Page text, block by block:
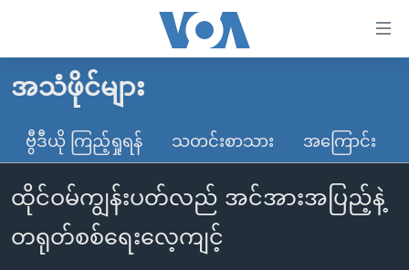
လွယ်ကူ
သည့်
Link
များ
ပင်မ
မူလစာမျက်နှာ
မြန်မာ
ကမ္ဘာ့သတင်းများ
နိုင်ငံတကာ
အမေရိကန်
ဗွီဒီယို
သတင်းလွတ်လပ်ခွင့်
ရပ်ဝန်းတခု လမ်းတခု အလွန်
အသံဖိုင်များ
ဗွီဒီယို ကြည့်ရှုရန် သတင်းစာသား အကြောင်း
ထိုင်ဝမ်ကျွန်းပတ်လည် အင်အားအပြည့်နဲ့
တရုတ်စစ်ရေးလေ့ကျင့်